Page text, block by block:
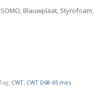
Blauwplaat, Styrofoam,
CWT, CWT D68-65 mes